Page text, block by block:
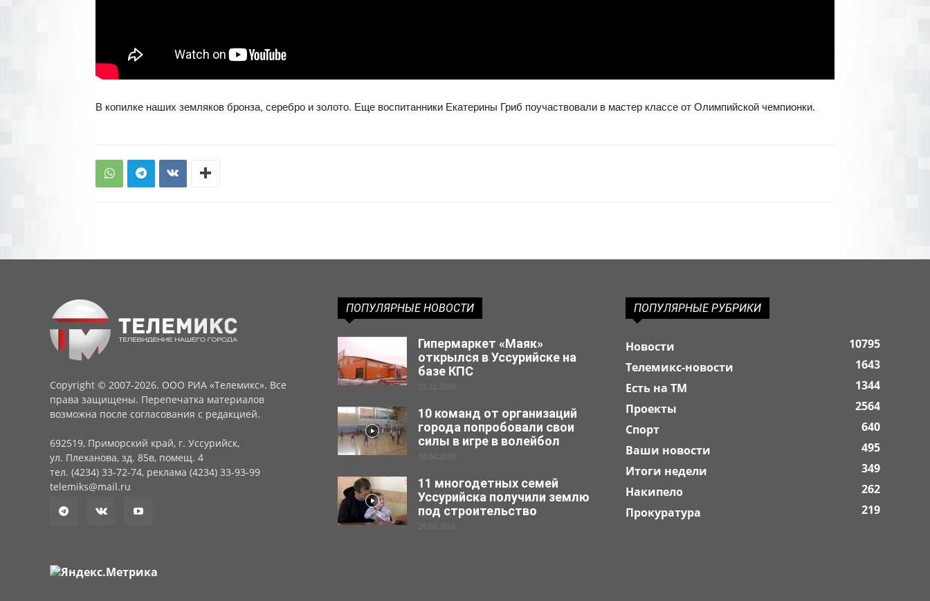
В копилке наших земляков бронза, серебро и золото. Еще воспитанники Екатерины Гриб поучаствовали в мастер классе от Олимпийской чемпионки.
Copyright © 2007-2026. ООО РИА «Телемикс». Все
права защищены. Перепечатка материалов
возможна после согласования с редакцией.
692519, Приморский край, г. Уссурийск,
ул. Плеханова, зд. 85в, помещ. 4
тел. (4234) 33-72-74, реклама (4234) 33-93-99
telemiks@mail.ru
ПОПУЛЯРНЫЕ НОВОСТИ
Гипермаркет «Маяк»
открылся в Уссурийске на
базе КПС
23.12.2019
10 команд от организаций
города попробовали свои
силы в игре в волейбол
30.04.2019
11 многодетных семей
Уссурийска получили землю
под строительство
29.03.2019
ПОПУЛЯРНЫЕ РУБРИКИ
Новости
10795
Телемикс-новости
1643
Есть на ТМ
1344
Проекты
2564
Спорт
640
Ваши новости
495
Итоги недели
349
Накипело
262
Прокуратура
219